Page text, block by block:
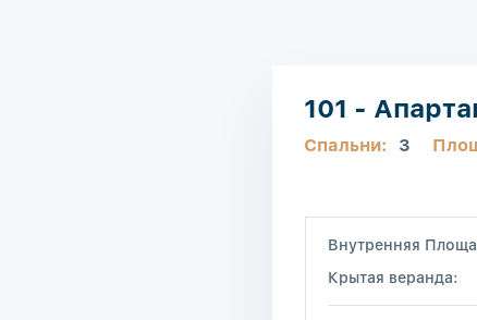
101 -
Спальни: 3
Внутренняя
Крытая веранда: